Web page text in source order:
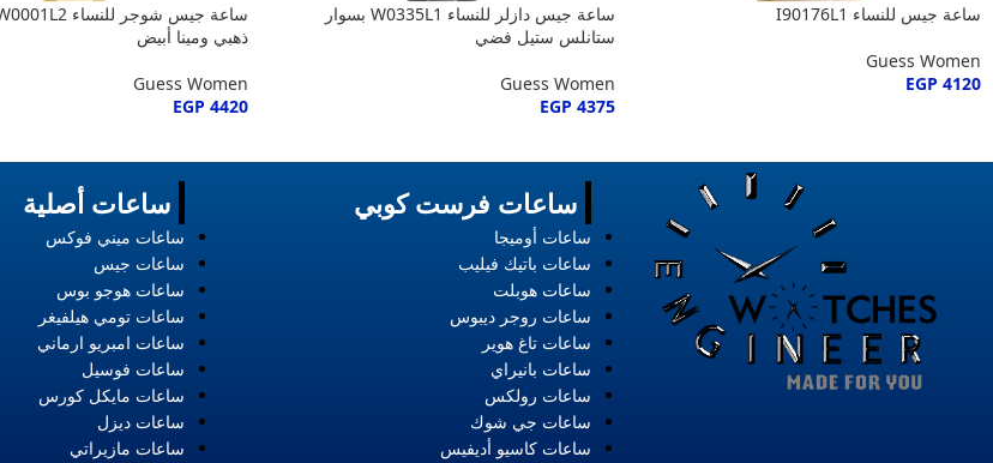
ساعة جيس للنساء I90176L1
Guess Women
EGP 4120
ساعة جيس دازلر للنساء W0335L1 بسوار
ستانلس ستيل فضي
Guess Women
EGP 4375
ذهبي ومينا أبيض
Guess Women
EGP 4420
ساعات أصلية
ساعات ميني فوكس
ساعات جيس
ساعات هوجو بوس
ساعات تومي هيلفيغر
ساعات امبريو ارماني
ساعات فوسيل
ساعات مايكل كورس
ساعات ديزل
ساعات مازيراتي
ساعات فرست كوبي
ساعات أوميجا
ساعات باتيك فيليب
ساعات هوبلت
ساعات روجر ديبوس
ساعات تاغ هوير
ساعات بانيراي
ساعات رولكس
ساعات جي شوك
ساعات كاسيو أديفيس